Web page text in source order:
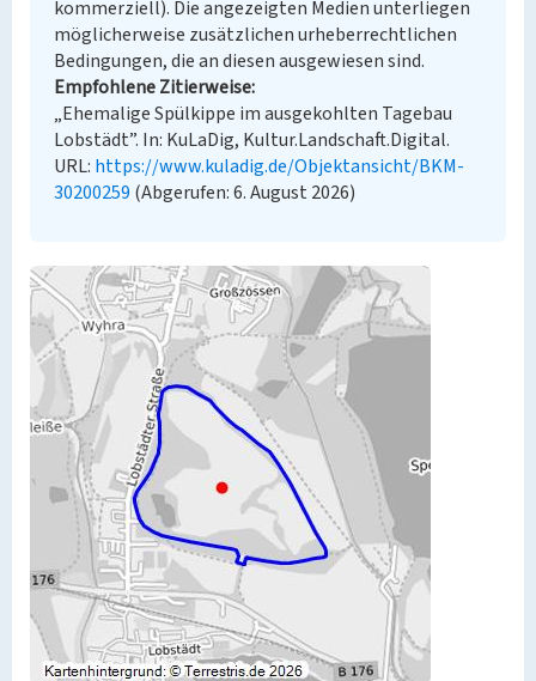
kommerziell). Die angezeigten Medien unterliegen
möglicherweise zusätzlichen urheberrechtlichen
Bedingungen, die an diesen ausgewiesen sind.
Empfohlene Zitierweise
„Ehemalige Spülkippe im ausgekohlten Tagebau
Lobstädt”. In: KuLaDig, Kultur.Landschaft.Digital.
URL: https://www.kuladig.de/Objektansicht/BKM-
30200259 (Abgerufen: 6. August 2026)